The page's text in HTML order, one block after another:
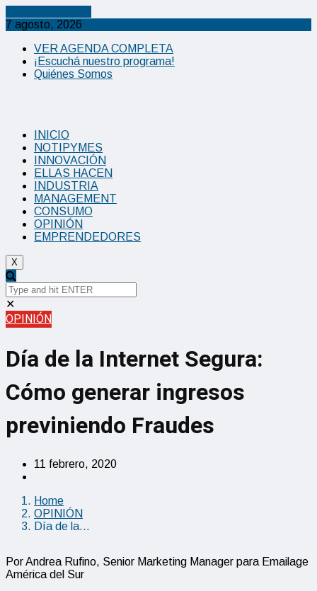
7 agosto, 2026
VER AGENDA COMPLETA
¡Escuchá nuestro programa!
Quiénes Somos
INICIO
NOTIPYMES
INNOVACIÓN
ELLAS HACEN
INDUSTRIA
MANAGEMENT
CONSUMO
OPINIÓN
EMPRENDEDORES
X
✕
OPINIÓN
Día de la Internet Segura:
Cómo generar ingresos
previniendo Fraudes
11 febrero, 2020
Home
OPINIÓN
Día de la…
Por Andrea Rufino, Senior Marketing Manager para Emailage
América del Sur